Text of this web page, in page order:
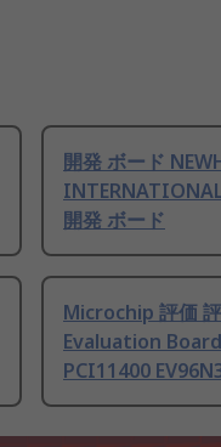
開発 ボード
開発 ボード
Microchip 評価
Evaluation
PCI11400